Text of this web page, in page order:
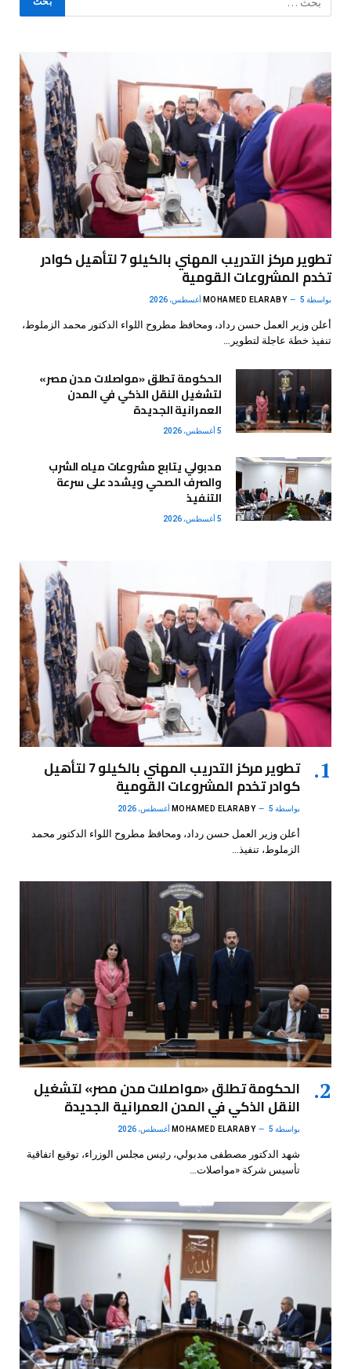
تطوير مركز التدريب المهني بالكيلو 7 لتأهيل كوادر
تخدم المشروعات القومية
بواسطة MOHAMED ELARABY 5 أغسطس، 2026
أعلن وزير العمل حسن رداد، ومحافظ مطروح اللواء الدكتور محمد الزملوط،
تنفيذ خطة عاجلة لتطوير…
الحكومة تطلق «مواصلات مدن مصر»
لتشغيل النقل الذكي في المدن
العمرانية الجديدة
5 أغسطس، 2026
مدبولي يتابع مشروعات مياه الشرب
والصرف الصحي ويشدد على سرعة
التنفيذ
5 أغسطس، 2026
تطوير مركز التدريب المهني بالكيلو 7 لتأهيل
كوادر تخدم المشروعات القومية
بواسطة MOHAMED ELARABY 5 أغسطس، 2026
أعلن وزير العمل حسن رداد، ومحافظ مطروح اللواء الدكتور محمد
الزملوط، تنفيذ…
الحكومة تطلق «مواصلات مدن مصر» لتشغيل
النقل الذكي في المدن العمرانية الجديدة
بواسطة MOHAMED ELARABY 5 أغسطس، 2026
شهد الدكتور مصطفى مدبولي، رئيس مجلس الوزراء، توقيع اتفاقية
تأسيس شركة «مواصلات…